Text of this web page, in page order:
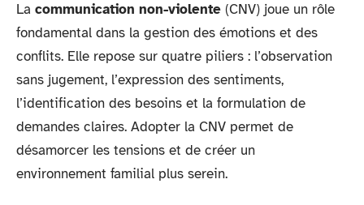
La communication non-violente (CNV) joue un rôle
fondamental dans la gestion des émotions et des
conflits. Elle repose sur quatre piliers : l’observation
sans jugement, l’expression des sentiments,
l’identification des besoins et la formulation de
demandes claires. Adopter la CNV permet de
désamorcer les tensions et de créer un
environnement familial plus serein.